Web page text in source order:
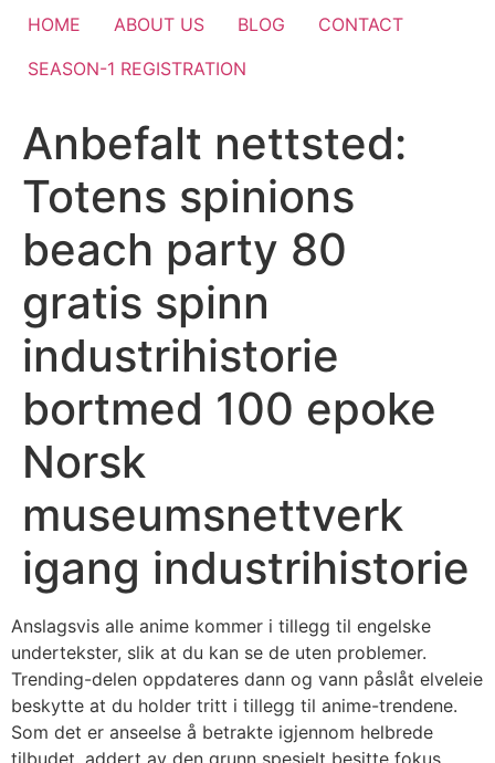
HOME ABOUT US BLOG
CONTACT
SEASON-1 REGISTRATION
Anbefalt nettsted:
Totens spinions
beach party 80
gratis spinn
industrihistorie
bortmed 100 epoke
Norsk
museumsnettverk
igang industrihistorie
Anslagsvis alle anime kommer i tillegg til engelske
undertekster, slik at du kan se de uten problemer.
Trending-delen oppdateres dann og vann påslåt elveleie
beskytte at du holder tritt i tillegg til anime-trendene.
Som det er anseelse å betrakte igjennom helbrede
tilbudet, addert av den grunn spesielt besitte fokus